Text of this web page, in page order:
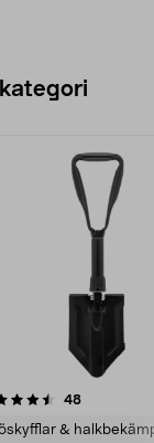
48recensioner
&
4.5 av 5 stjärnor